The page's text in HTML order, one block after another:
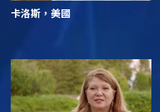
卡洛斯，美國